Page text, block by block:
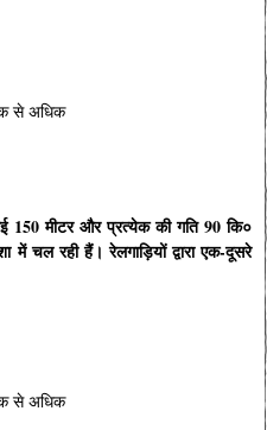
से अधिक
150 मीटर और प्रत्येक की गति 90 कि०
में चल रही हैं। रेलगाड़ियों द्वारा एक-दूसरे
से अधिक